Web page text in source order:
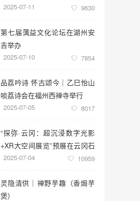
2025-07-11 9630
第七届蕅益文化论坛在湖州安
吉举办
2025-07-10 7854
品荔吟诗 怀古颂今｜乙巳怡山
啖荔诗会在福州西禅寺举行
2025-07-05 8017
“探弥·云冈：超沉浸数字光影
+XR大空间展览”预展在云冈石
窟云冈美术馆启幕
2025-07-04 10959
灵隐清供｜​禅野芋趣（香焗芋
煲）